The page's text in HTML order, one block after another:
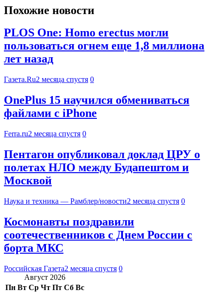
Похожие новости
PLOS One: Homo erectus могли
пользоваться огнем еще 1,8 миллиона
лет назад
Газета.Ru2 месяца спустя 0
OnePlus 15 научился обмениваться
файлами с iPhone
Ferra.ru2 месяца спустя 0
Пентагон опубликовал доклад ЦРУ о
полетах НЛО между Будапештом и
Москвой
Наука и техника — Рамблер/новости2 месяца спустя 0
Космонавты поздравили
соотечественников с Днем России с
борта МКС
Российская Газета2 месяца спустя 0
Август 2026
Пн Вт Ср Чт Пт Сб Вс